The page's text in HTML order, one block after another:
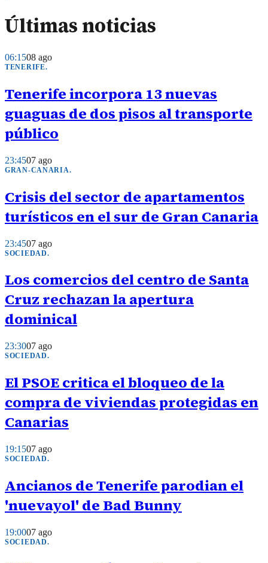
Últimas noticias
06:1508 ago
TENERIFE.
Tenerife incorpora 13 nuevas
guaguas de dos pisos al transporte
público
23:4507 ago
GRAN-CANARIA.
Crisis del sector de apartamentos
turísticos en el sur de Gran Canaria
23:4507 ago
SOCIEDAD.
Los comercios del centro de Santa
Cruz rechazan la apertura
dominical
23:3007 ago
SOCIEDAD.
El PSOE critica el bloqueo de la
compra de viviendas protegidas en
Canarias
19:1507 ago
SOCIEDAD.
Ancianos de Tenerife parodian el
'nuevayol' de Bad Bunny
19:0007 ago
SOCIEDAD.